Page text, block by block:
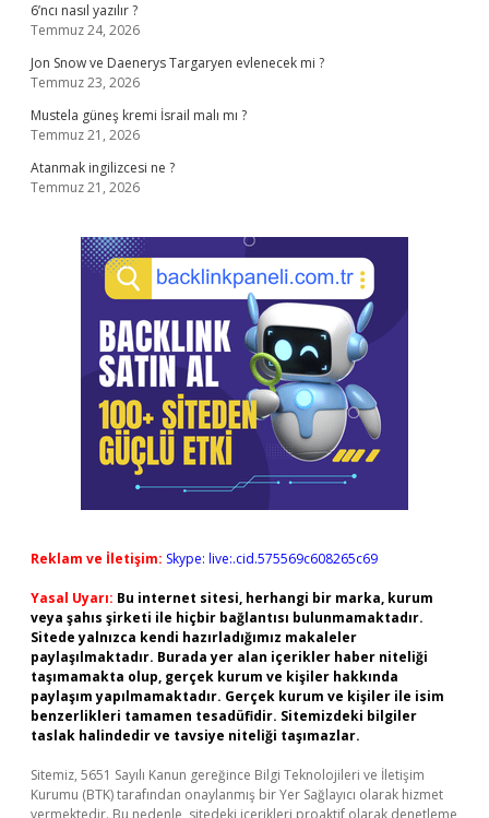
6’ncı nasıl yazılır ?
Temmuz 24, 2026
Jon Snow ve Daenerys Targaryen evlenecek mi ?
Temmuz 23, 2026
Mustela güneş kremi İsrail malı mı ?
Temmuz 21, 2026
Atanmak ingilizcesi ne ?
Temmuz 21, 2026
Reklam ve İletişim: Skype: live:.cid.575569c608265c69
Yasal Uyarı: Bu internet sitesi, herhangi bir marka, kurum
veya şahıs şirketi ile hiçbir bağlantısı bulunmamaktadır.
Sitede yalnızca kendi hazırladığımız makaleler
paylaşılmaktadır. Burada yer alan içerikler haber niteliği
taşımamakta olup, gerçek kurum ve kişiler hakkında
paylaşım yapılmamaktadır. Gerçek kurum ve kişiler ile isim
benzerlikleri tamamen tesadüfidir. Sitemizdeki bilgiler
taslak halindedir ve tavsiye niteliği taşımazlar.
Sitemiz, 5651 Sayılı Kanun gereğince Bilgi Teknolojileri ve İletişim
Kurumu (BTK) tarafından onaylanmış bir Yer Sağlayıcı olarak hizmet
vermektedir. Bu nedenle, sitedeki içerikleri proaktif olarak denetleme